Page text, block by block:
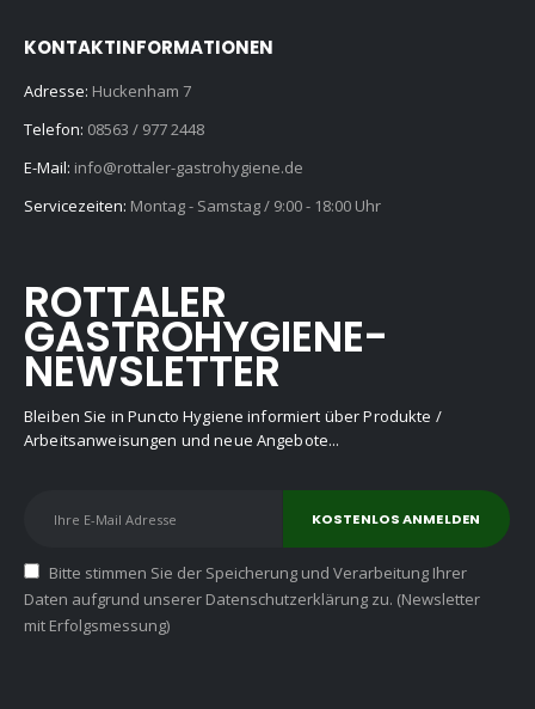
KONTAKTINFORMATIONEN
Adresse: Huckenham 7
Telefon: 08563 / 977 2448
E-Mail: info@rottaler-gastrohygiene.de
Servicezeiten: Montag - Samstag / 9:00 - 18:00 Uhr
ROTTALER
GASTROHYGIENE-
NEWSLETTER
Bleiben Sie in Puncto Hygiene informiert über Produkte /
Arbeitsanweisungen und neue Angebote...
Bitte stimmen Sie der Speicherung und Verarbeitung Ihrer
Daten aufgrund unserer Datenschutzerklärung zu. (Newsletter
mit Erfolgsmessung)